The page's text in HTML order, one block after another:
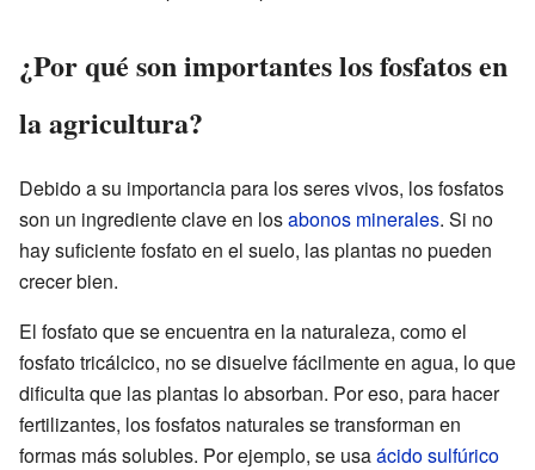
¿Por qué son importantes los fosfatos en
la agricultura?
Debido a su importancia para los seres vivos, los fosfatos
son un ingrediente clave en losabonos minerales. Si no
hay suficiente fosfato en el suelo, las plantas no pueden
crecer bien.
El fosfato que se encuentra en la naturaleza, como el
fosfato tricálcico, no se disuelve fácilmente en agua, lo que
dificulta que las plantas lo absorban. Por eso, para hacer
fertilizantes, los fosfatos naturales se transforman en
formas más solubles. Por ejemplo, se usaácido sulfúrico